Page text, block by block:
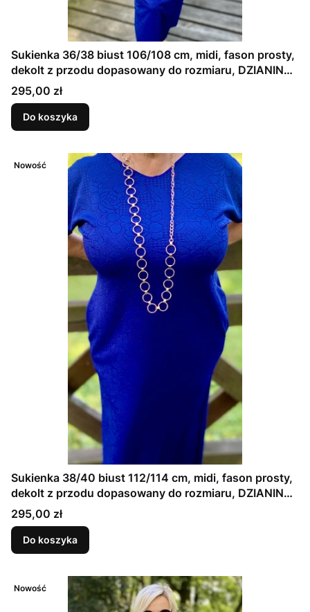
Sukienka 36/38 biust 106/108 cm, midi, fason prosty,
dekolt z przodu dopasowany do rozmiaru, DZIANINA
ŻAKARDOWA PREMIUM, GRANATOWA, TŁOCZONE
KWIATY
Cena
295,00 zł
Do koszyka
Nowość
Sukienka 38/40 biust 112/114 cm, midi, fason prosty,
dekolt z przodu dopasowany do rozmiaru, DZIANINA
ŻAKARDOWA PREMIUM, GRANATOWA, TŁOCZONE
KWIATY
Cena
295,00 zł
Do koszyka
Nowość